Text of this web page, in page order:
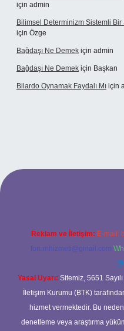
için admin
Bilimsel Determinizm Sistemli
için Özge
Bağdaşı Ne Demek için admin
Bağdaşı Ne Demek için Başkan
Bilardo Oynamak Faydalı Mı için
bahis sitesi
Reklam ve İletişim: E-mail:
forumhizmeti@gmail.com
Yasal Uyarı: Sitemiz, 5651
İletişim Kurumu (BTK)
hizmet vermektedir. Bu
denetleme veya araştırma